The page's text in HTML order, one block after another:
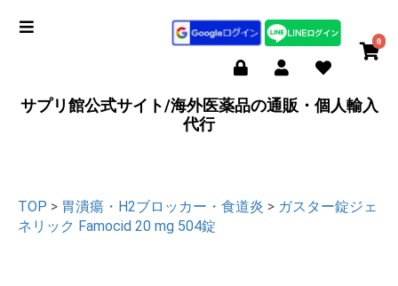
0
サプリ館公式サイト/海外医薬品の通販・個人輸入
代行
TOP > 胃潰瘍・H2ブロッカー・食道炎 > ガスター錠ジェ
ネリック Famocid 20 mg 504錠